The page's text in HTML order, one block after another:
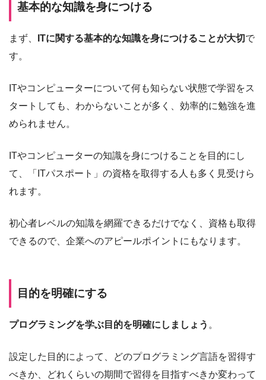
基本的な知識を身につける
まず、 ITに関する基本的な知識を身につけることが大切 で
す。
ITやコンピューターについて何も知らない状態で学習をス
タートしても、わからないことが多く、効率的に勉強を進
められません。
ITやコンピューターの知識を身につけることを目的にし
て、「ITパスポート」の資格を取得する人も多く見受けら
れます。
初心者レベルの知識を網羅できるだけでなく、資格も取得
できるので、企業へのアピールポイントにもなります。
目的を明確にする
プログラミングを学ぶ目的を明確にしましょう 。
設定した目的によって、どのプログラミング言語を習得す
べきか、どれくらいの期間で習得を目指すべきか変わって